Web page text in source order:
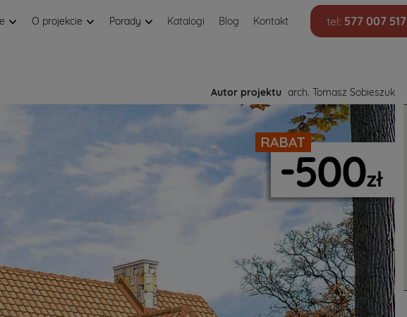
O projekcie Porady Katalogi Blog Kontakt tel: 577 007 517
Autor projektu arch. Tomasz Sobieszuk